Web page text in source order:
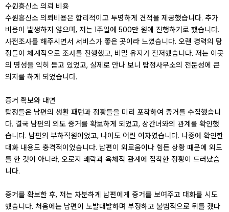
수원흥신소 의뢰 비용
수원흥신소 의뢰비용은 합리적이고 투명하게 견적을 제공했습니다. 추가
비용이 발생하지 않으며, 저는 1주일에 500만 원에 진행하기로 했습니다.
사전조사를 해주시면서 서비스가 좋은 곳이라 느꼈습니다. 오랜 경력의 탐
정들이 체계적으로 조사를 진행했고, 비밀 유지가 철저했습니다. 저는 이곳
의 명성을 익히 듣고 있었고, 실제로 만나 보니 탐정사무소의 전문성에 큰
의지를 하게 되었습니다.
증거 확보와 대면
탐정들은 남편의 생활 패턴과 정황들을 미리 포착하여 증거를 수집했습니
다. 결국 남편의 외도 증거를 확보하게 되었고, 상간녀와의 관계를 확인했
습니다. 남편의 부하직원이었고, 나이도 어린 여자였습니다. 나중에 확인한
대화 내용도 충격적이었습니다. 남편이 외로움이나 힘든 상황 때문에 외도
를 한 것이 아니라, 오로지 쾌락과 육체적 관계에 집착한 정황이 드러났습
니다.
증거를 확보한 후, 저는 차분하게 남편에게 증거를 보여주고 대화를 시도
했습니다. 처음에는 남편이 노발대발하며 부정하고 불법적으로 뒤를 캤다